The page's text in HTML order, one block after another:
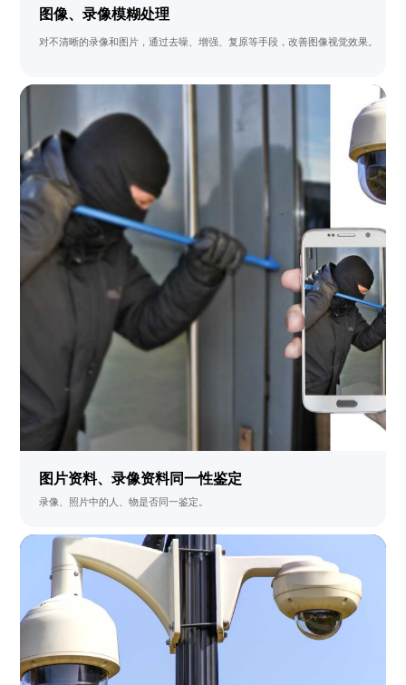
图像、录像模糊处理
对不清晰的录像和图片，通过去噪、增强、复原等手段，改善图像视觉效果。
图片资料、录像资料同一性鉴定
录像、照片中的人、物是否同一鉴定。